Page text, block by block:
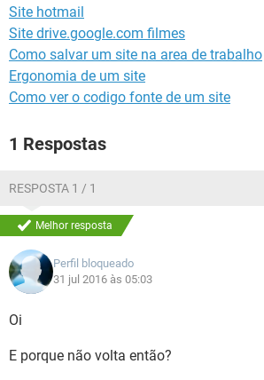
Site hotmail
Site drive.google.com filmes
Como salvar um site na area de trabalho
Ergonomia de um site
Como ver o codigo fonte de um site
1 Respostas
RESPOSTA 1 / 1
Melhor resposta
Perfil bloqueado
31 jul 2016 às 05:03
Oi
E porque não volta então?